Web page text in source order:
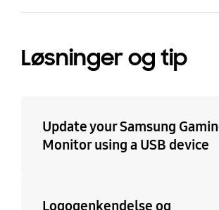
Løsninger og tip
Update your Samsung
Monitor using a USB device
Logogenkendelse og